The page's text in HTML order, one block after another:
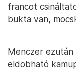
francot
bukta van,
Menczer
eldobható